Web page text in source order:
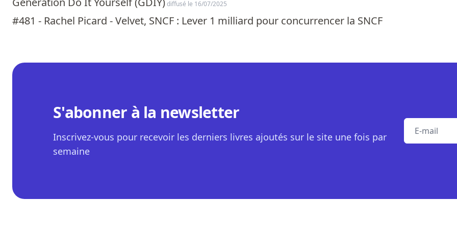
diffusé le 16/07/2025
#481 - Rachel Picard - Velvet, SNCF : Lever 1 milliard pour concurrencer la SNCF
S'abonner à la newsletter
Inscrivez-vous pour recevoir les derniers livres ajoutés sur le site une fois par
semaine
E-mail